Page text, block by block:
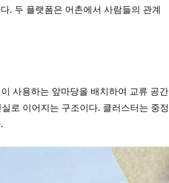
. 두 플랫폼은 어촌에서 사람들의 관계
사용하는 앞마당을 배치하여 교류 공간
로 이어지는 구조이다. 클러스터는 중정